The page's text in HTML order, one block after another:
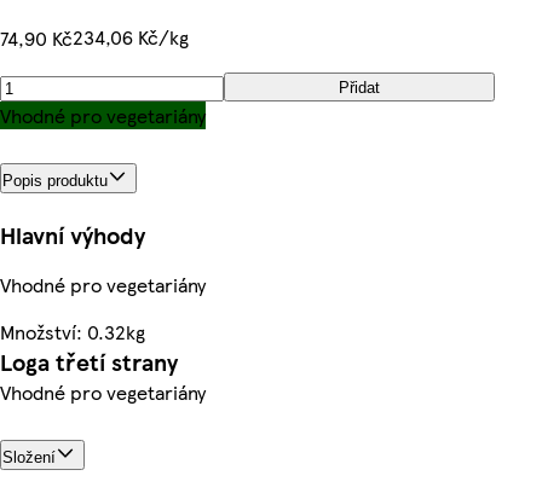
74,90 Kč234,06 Kč/kg
Přidat
Vhodné pro vegetariány
Popis produktu
Hlavní výhody
Vhodné pro vegetariány
Množství: 0.32kg
Loga třetí strany
Vhodné pro vegetariány
Složení